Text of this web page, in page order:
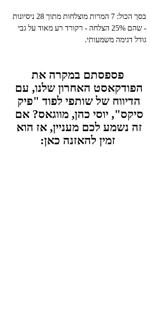
בסך הכול: 7 המרות מוצלחות מתוך 28 ניסיונות
- שהם 25% הצלחה - רקורד רע מאוד על גבי
גודל דגימה משמעותי.
פספסתם במקרה את
הפודקאסט האחרון שלנו, עם
הדיווח של שותפי לפוד "פיק
סיקס", יוסי כהן, מווגאס? אם
זה נשמע לכם מעניין, אז הוא
זמין להאזנה כאן: